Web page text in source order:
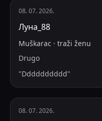
08. 07. 2026.
Луна_88
Muškarac · traži ženu
Drugo
"Dddddddddd"
08. 07. 2026.